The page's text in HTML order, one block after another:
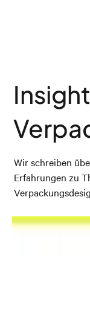
Wir schreiben
Erfahrungen zu